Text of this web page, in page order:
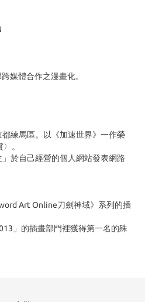
媒體合作之漫畫化。
練馬區。以《加速世界》一作榮
。
於自己經營的個人網站發表網路
Art Online刀劍神域》系列的插
」的插畫部門裡獲得第一名的殊